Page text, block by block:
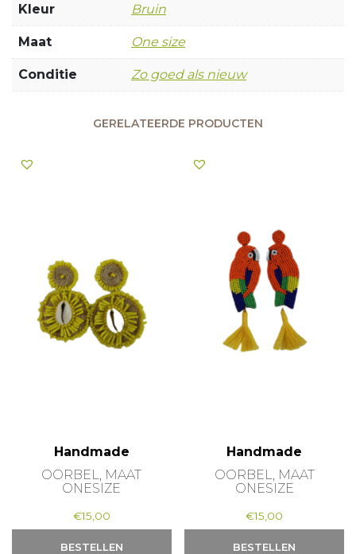
Kleur Bruin
Maat One size
Conditie Zo goed als nieuw
GERELATEERDE PRODUCTEN
Handmade
OORBEL, MAAT
ONESIZE
€15,00
BESTELLEN
Handmade
OORBEL, MAAT
ONESIZE
€15,00
BESTELLEN